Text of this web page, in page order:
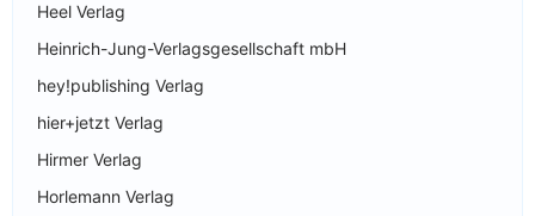
Heel Verlag
Heinrich-Jung-Verlagsgesellschaft mbH
hey!publishing Verlag
hier+jetzt Verlag
Hirmer Verlag
Horlemann Verlag